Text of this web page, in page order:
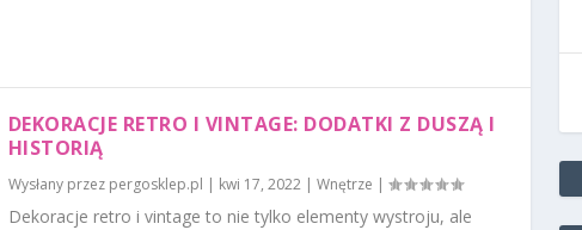
DEKORACJE RETRO I VINTAGE: DODATKI Z DUSZĄ I
HISTORIĄ
Wysłany przez pergosklep.pl | kwi 17, 2022| Wnętrze |
Dekoracje retro i vintage to nie tylko elementy wystroju, ale